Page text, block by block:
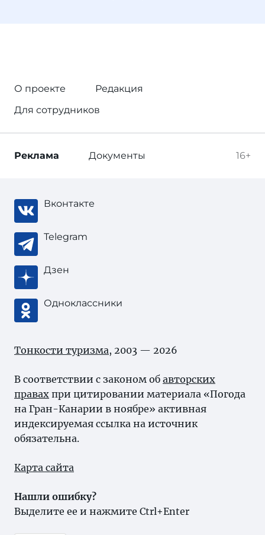
О проекте
Редакция
Для сотрудников
16+
Реклама Документы
Вконтакте
Telegram
Дзен
Одноклассники
Тонкости туризма, 2003 — 2026
В соответствии с законом об авторских
правах при цитировании материала «Погода
на Гран-Канарии в ноябре» активная
индексируемая ссылка на источник
обязательна.
Карта сайта
Нашли ошибку?
Выделите ее и нажмите Ctrl+Enter